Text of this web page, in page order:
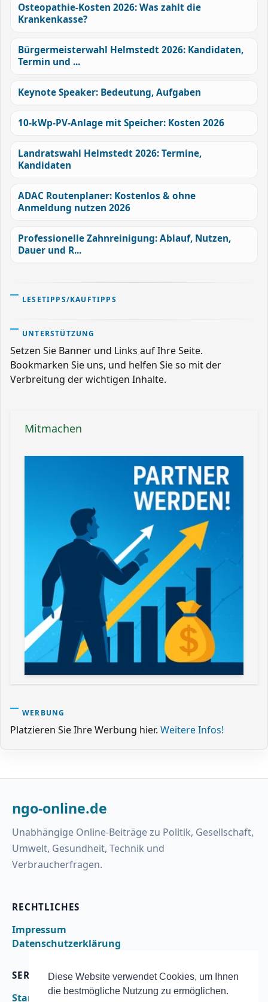
Diese Website verwendet Cookies, um Ihnen
die bestmögliche Nutzung zu ermöglichen.
Osteopathie-Kosten 2026: Was zahlt die
Krankenkasse?
Bürgermeisterwahl Helmstedt 2026: Kandidaten,
Termin und ...
Keynote Speaker: Bedeutung, Aufgaben
10-kWp-PV-Anlage mit Speicher: Kosten 2026
Landratswahl Helmstedt 2026: Termine,
Kandidaten
ADAC Routenplaner: Kostenlos & ohne
Anmeldung nutzen 2026
Professionelle Zahnreinigung: Ablauf, Nutzen,
Dauer und R...
LESETIPPS/KAUFTIPPS
UNTERSTÜTZUNG
Setzen Sie Banner und Links auf Ihre Seite.
Bookmarken Sie uns, und helfen Sie so mit der
Verbreitung der wichtigen Inhalte.
Mitmachen
WERBUNG
Platzieren Sie Ihre Werbung hier. Weitere Infos!
ngo-online.de
Unabhängige Online-Beiträge zu Politik, Gesellschaft,
Umwelt, Gesundheit, Technik und
Verbraucherfragen.
RECHTLICHES
Impressum
Datenschutzerklärung
SERVICE
Startseite